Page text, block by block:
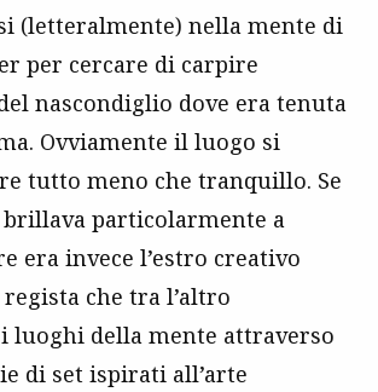
(letteralmente) nella mente di
per cercare di carpire
nascondiglio dove era tenuta
Ovviamente il luogo si
tutto meno che tranquillo. Se
particolarmente a
era invece l’estro creativo
che tra l’altro
luoghi della mente attraverso
di set ispirati all’arte